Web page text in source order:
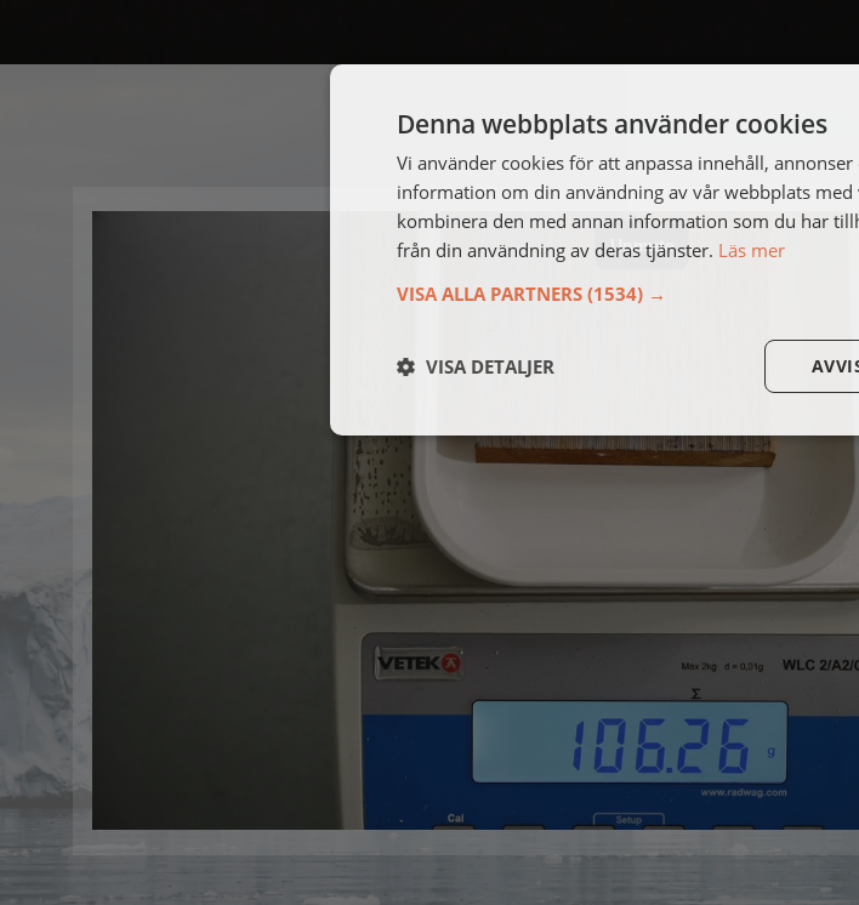
Denna webbplats använder cookies
Vi använder cookies för att anpassa innehåll,
information om din användning av vår webbplats
kombinera den med annan information som du har
från din användning av deras tjänster. Läs mer
VISA ALLA PARTNERS (1534) →
VISA DETALJER